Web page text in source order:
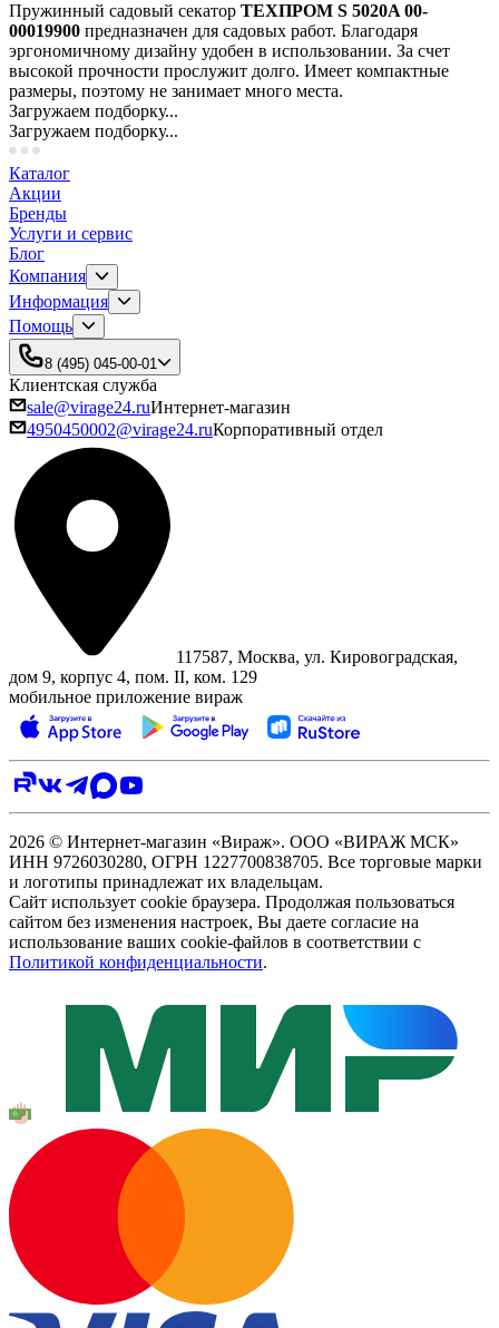
Пружинный садовый секатор ТЕХПРОМ S 5020A 00-
00019900 предназначен для садовых работ. Благодаря
эргономичному дизайну удобен в использовании. За счет
высокой прочности прослужит долго. Имеет компактные
размеры, поэтому не занимает много места.
Загружаем подборку...
Загружаем подборку...
Каталог
Акции
Бренды
Услуги и сервис
Блог
Компания
Информация
Помощь
8 (495) 045-00-01
Клиентская служба
sale@virage24.ruИнтернет-магазин
4950450002@virage24.ruКорпоративный отдел
117587, Москва, ул. Кировоградская,
дом 9, корпус 4, пом. II, ком. 129
мобильное приложение вираж
2026 © Интернет-магазин «Вираж». ООО «ВИРАЖ МСК»
ИНН 9726030280, ОГРН 1227700838705. Все торговые марки
и логотипы принадлежат их владельцам.
Сайт использует cookie браузера. Продолжая пользоваться
сайтом без изменения настроек, Вы даете согласие на
использование ваших cookie-файлов в соответствии с
Политикой конфиденциальности.